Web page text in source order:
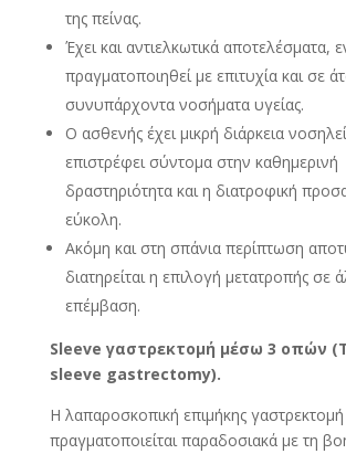
της πείνας.
Έχει και αντιελκωτικά αποτελέσματα,
πραγματοποιηθεί με επιτυχία και σε
συνυπάρχοντα νοσήματα υγείας.
Ο ασθενής έχει μικρή διάρκεια
επιστρέφει σύντομα στην καθημερινή
δραστηριότητα και η διατροφική
εύκολη.
Ακόμη και στη σπάνια περίπτωση
διατηρείται η επιλογή μετατροπής σε
επέμβαση.
Sleeve γαστρεκτομή μέσω 3 οπών
sleeve gastrectomy).
Η λαπαροσκοπική επιμήκης γαστρεκτομή
πραγματοποιείται παραδοσιακά με τη